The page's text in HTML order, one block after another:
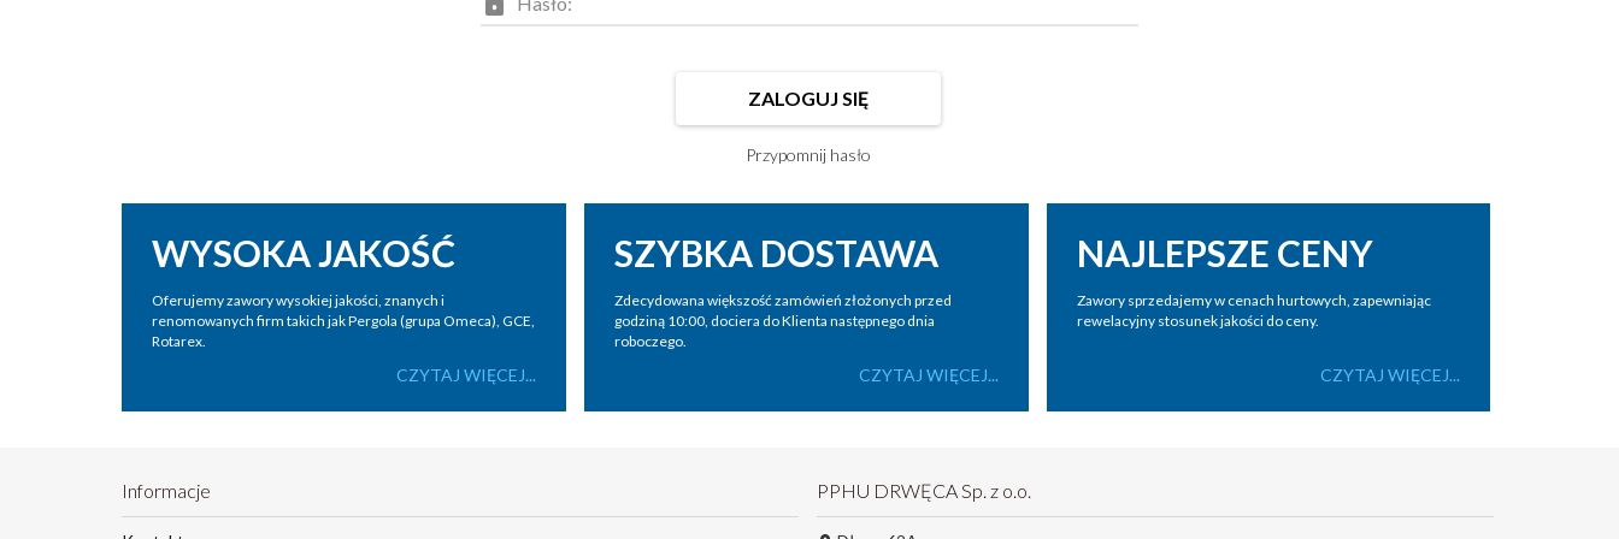
ZALOGUJ SIĘ
Przypomnij hasło
WYSOKA JAKOŚĆ
Oferujemy zawory wysokiej jakości, znanych i
renomowanych firm takich jak Pergola (grupa Omeca), GCE,
Rotarex.
CZYTAJ WIĘCEJ...
SZYBKA DOSTAWA
Zdecydowana większość zamówień złożonych przed
godziną 10:00, dociera do Klienta następnego dnia
roboczego.
CZYTAJ WIĘCEJ...
NAJLEPSZE CENY
Zawory sprzedajemy w cenach hurtowych, zapewniając
rewelacyjny stosunek jakości do ceny.
CZYTAJ WIĘCEJ...
Informacje PPHU DRWĘCA Sp. z o.o.